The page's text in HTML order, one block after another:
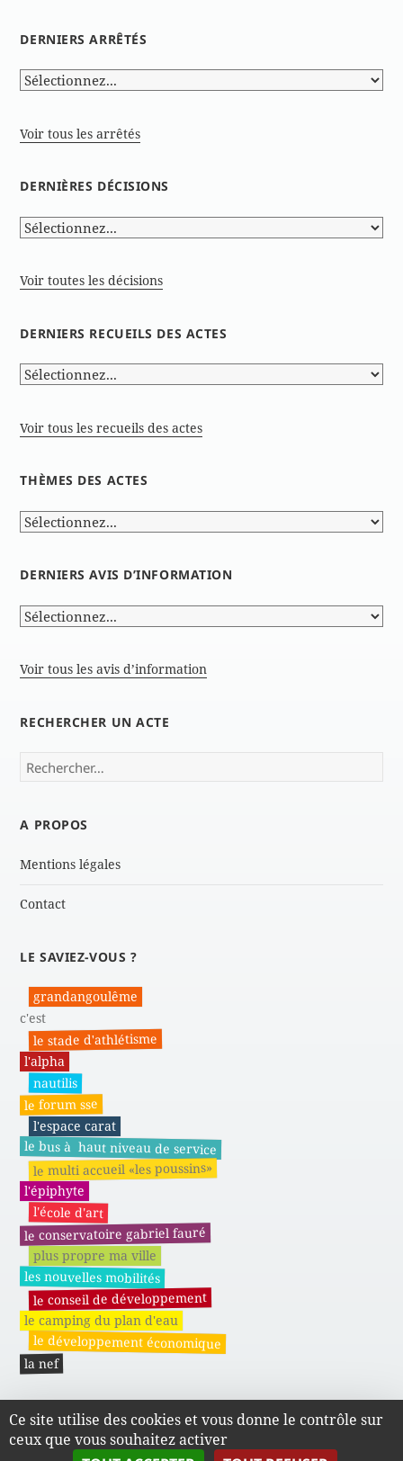
DERNIERS ARRÊTÉS
Voir tous les arrêtés
DERNIÈRES DÉCISIONS
Voir toutes les décisions
DERNIERS RECUEILS DES ACTES
Voir tous les recueils des actes
THÈMES DES ACTES
DERNIERS AVIS D’INFORMATION
Voir tous les avis d’information
RECHERCHER UN ACTE
Rechercher :
A PROPOS
Mentions légales
Contact
LE SAVIEZ-VOUS ?
grandangoulême
c'est
le stade d'athlétisme
l'alpha
nautilis
le forum sse
l'espace carat
le bus à haut niveau de service
le multi accueil «les poussins»
l'épiphyte
l'école d'art
le conservatoire gabriel fauré
plus propre ma ville
les nouvelles mobilités
le conseil de développement
le camping du plan d'eau
le développement économique
la nef
Actes administratifs du SMAPE
Ce site utilise des cookies et vous donne le contrôle sur
ceux que vous souhaitez activer